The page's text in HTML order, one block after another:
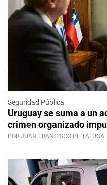
Seguridad Pública
Uruguay se suma a un
crimen organizado
POR JUAN FRANCISCO PITTALUGA